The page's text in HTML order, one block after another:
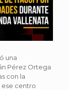
una
Pérez Ortega
con la
ese centro